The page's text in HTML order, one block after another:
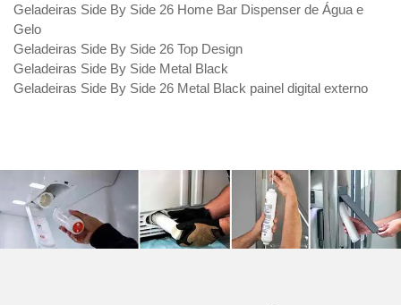
Geladeiras Side By Side 26 Home Bar Dispenser de Água e
Gelo
Geladeiras Side By Side 26 Top Design
Geladeiras Side By Side Metal Black
Geladeiras Side By Side 26 Metal Black painel digital externo